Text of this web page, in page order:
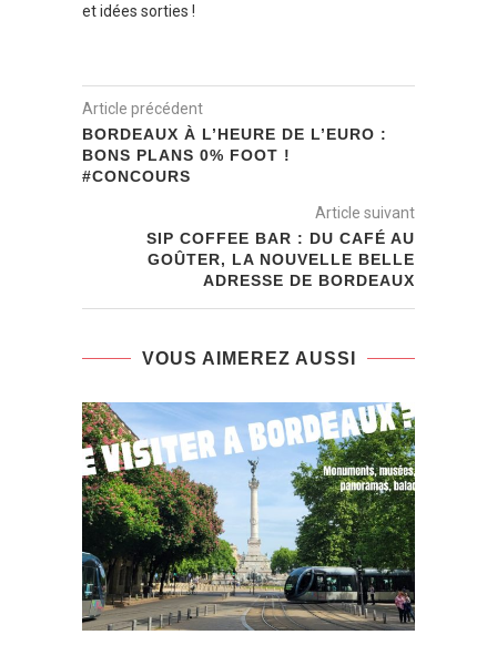
et idées sorties !
Article précédent
BORDEAUX À L’HEURE DE L’EURO :
BONS PLANS 0% FOOT !
#CONCOURS
Article suivant
SIP COFFEE BAR : DU CAFÉ AU
GOÛTER, LA NOUVELLE BELLE
ADRESSE DE BORDEAUX
VOUS AIMEREZ AUSSI